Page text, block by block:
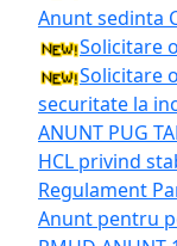
Anunt sedinta
Solicitare
Solicitare
securitate la
ANUNT PUG
HCL privind
Regulament
Anunt pentru